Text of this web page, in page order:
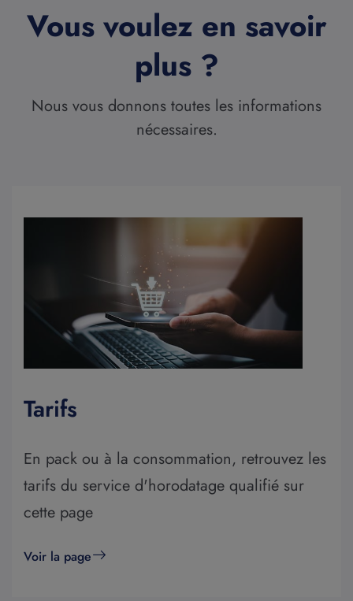
Vous voulez en savoir
plus ?
Nous vous donnons toutes les informations
nécessaires.
Tarifs
En pack ou à la consommation, retrouvez les
tarifs du service d'horodatage qualifié sur
cette page
Voir la page